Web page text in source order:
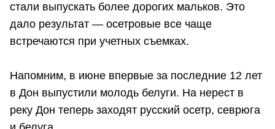
стали выпускать более дорогих мальков. Это
дало результат — осетровые все чаще
встречаются при учетных съемках.
Напомним, в июне впервые за последние 12 лет
в Дон выпустили молодь белуги. На нерест в
реку Дон теперь заходят русский осетр, севрюга